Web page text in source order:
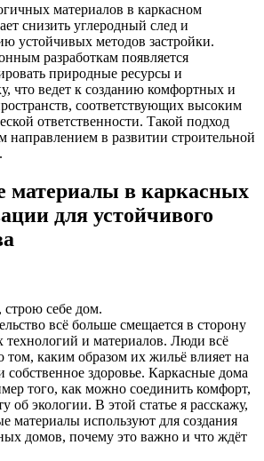
материалов в каркасном
снизить углеродный след и
устойчивых методов застройки.
разработкам появляется
природные ресурсы и
что ведет к созданию комфортных и
соответствующих высоким
ответственности. Такой подход
направлением в развитии строительной
материалы в каркасных
для устойчивого
строю себе дом.
всё больше смещается в сторону
технологий и материалов. Люди всё
том, каким образом их жильё влияет на
здоровье. Каркасные дома
того, как можно соединить комфорт,
об экологии. В этой статье я расскажу,
материалы используют для создания
домов, почему это важно и что ждёт